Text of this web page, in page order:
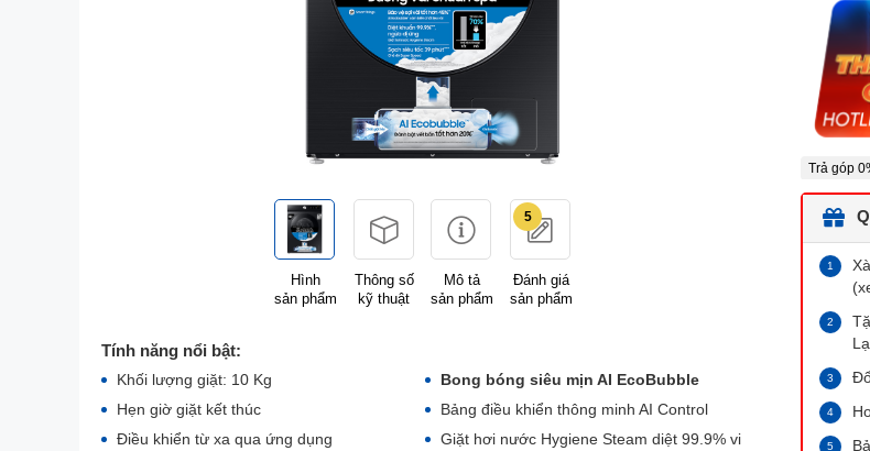
Hình
sản phẩm
Thông số
kỹ thuật
Mô tả
sản phẩm
5
Đánh giá
sản phẩm
Tính năng nổi bật:
Khối lượng giặt: 10 Kg
Bong bóng siêu mịn AI EcoBubble
Hẹn giờ giặt kết thúc
Bảng điều khiển thông minh AI Control
Điều khiển từ xa qua ứng dụng
Giặt hơi nước Hygiene Steam diệt 99.9% vi
Trả góp